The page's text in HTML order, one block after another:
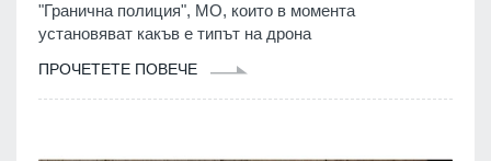
"Гранична полиция", МО, които в момента
установяват какъв е типът на дрона
ПРОЧЕТЕТЕ ПОВЕЧЕ